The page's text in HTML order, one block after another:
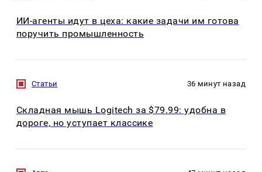
ИИ-агенты идут в цеха: какие задачи им готова
поручить промышленность
Статьи 36 минут назад
Складная мышь Logitech за $79.99: удобна в
дороге, но уступает классике